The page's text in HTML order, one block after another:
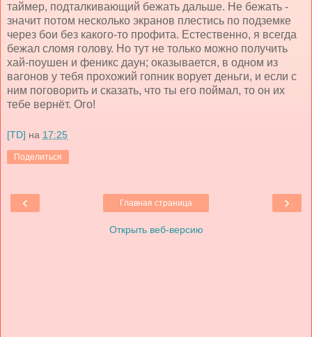
таймер, подталкивающий бежать дальше. Не бежать -
значит потом несколько экранов плестись по подземке
через бои без какого-то профита. Естественно, я всегда
бежал сломя голову. Но тут не только можно получить
хай-поушен и феникс даун; оказывается, в одном из
вагонов у тебя прохожий гопник ворует деньги, и если с
ним поговорить и сказать, что ты его поймал, то он их
тебе вернёт. Ого!
[TD] на 17:25
Поделиться
‹ ›
Главная страница
Открыть веб-версию